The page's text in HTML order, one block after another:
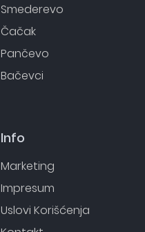
Smederevo
Čačak
Pančevo
Bačevci
Info
Marketing
Impresum
Uslovi Korišćenja